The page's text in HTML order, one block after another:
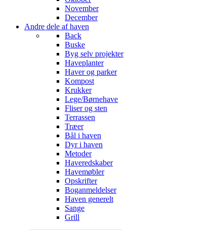
November
December
Andre dele af haven
Back
Buske
Byg selv projekter
Haveplanter
Haver og parker
Kompost
Krukker
Lege/Børnehave
Fliser og sten
Terrassen
Træer
Bål i haven
Dyr i haven
Metoder
Haveredskaber
Havemøbler
Opskrifter
Boganmeldelser
Haven generelt
Sange
Grill